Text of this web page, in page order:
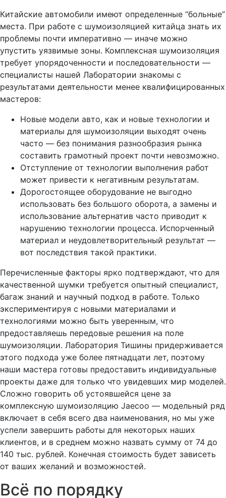
Китайские автомобили имеют определенные “больные”
места. При работе с шумоизоляцией китайца знать их
проблемы почти императивно — иначе можно
упустить уязвимые зоны. Комплексная шумоизоляция
требует упорядоченности и последовательности —
специалисты нашей Лаборатории знакомы с
результатами деятельности менее квалифицированных
мастеров:
Новые модели авто, как и новые технологии и
материалы для шумоизоляции выходят очень
часто — без понимания разнообразия рынка
составить грамотный проект почти невозможно.
Отступление от технологии выполнения работ
может привести к негативным результатам.
Дорогостоящее оборудование не выгодно
использовать без большого оборота, а замены и
использование альтернатив часто приводит к
нарушению технологии процесса. Испорченный
материал и неудовлетворительный результат —
вот последствия такой практики.
Перечисленные факторы ярко подтверждают, что для
качественной шумки требуется опытный специалист,
багаж знаний и научный подход в работе. Только
экспериментируя с новыми материалами и
технологиями можно быть уверенным, что
предоставляешь передовые решения на поле
шумоизоляции. Лаборатория Тишины придерживается
этого подхода уже более пятнадцати лет, поэтому
наши мастера готовы предоставить индивидуальные
проекты даже для только что увидевших мир моделей.
Сложно говорить об устоявшейся цене за
комплексную шумоизоляцию Jaecoo — модельный ряд
включает в себя всего два наименования, но мы уже
успели завершить работы для некоторых наших
клиентов, и в среднем можно назвать сумму от 74 до
140 тыс. рублей. Конечная стоимость будет зависеть
от ваших желаний и возможностей.
Всё по порядку